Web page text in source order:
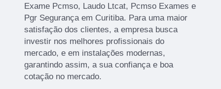
Exame Pcmso, Laudo Ltcat, Pcmso Exames e
Pgr Segurança em Curitiba. Para uma maior
satisfação dos clientes, a empresa busca
investir nos melhores profissionais do
mercado, e em instalações modernas,
garantindo assim, a sua confiança e boa
cotação no mercado.